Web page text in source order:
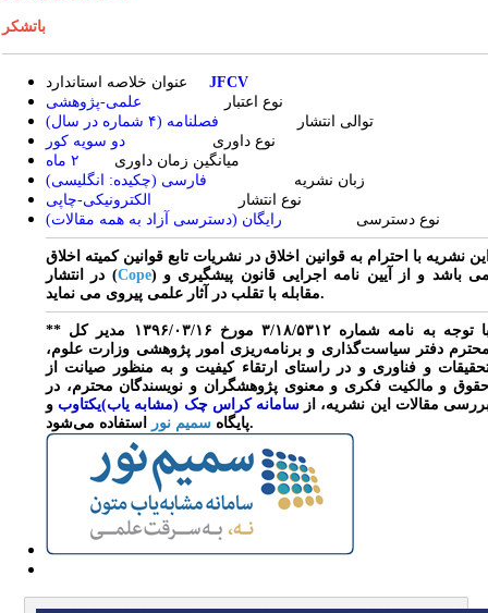
باتشکر
JFCV
نوع اعتبار علمی-پژوهشی
توالی انتشار
نوع داوری دو سویه کور
میانگین زمان داوری ۲ ماه
زبان نشریه فارسی (چکیده: انگلیسی)
نوع انتشار
الکترونیکی-چاپی
نوع دسترسی
رایگان (دسترسی آزاد به همه مقالات)
نشریه با احترام به قوانین اخلاق در نشریات تابع قوانین کمیته اخلاق
در انتشار (Cope) می باشد و از آیین نامه اجرایی قانون پیشگیری و
مقابله با تقلب در آثار علمی پیروی می نماید.
** با توجه به نامه شماره ۳/۱۸/۵۳۱۲ مورخ ۱۳۹۶/۰۳/۱۶ مدیر کل
دفتر سیاست‌گذاری و برنامه‌ریزی امور پژوهشی وزارت علوم،
و فناوری و در راستای ارتقاء کیفیت و به منظور صیانت از
و مالکیت فکری و معنوی پژوهشگران و نویسندگان محترم، در
مقالات این نشریه، از سامانه کراس چک (مشابه یاب)یکتاوب و
پایگاه سمیم نور استفاده می‌شود.